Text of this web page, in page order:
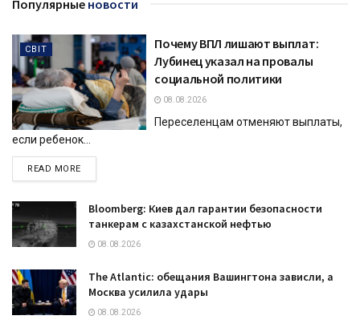
Популярные новости
СВІТ
Почему ВПЛ лишают выплат:
Лубинец указал на провалы
социальной политики
08.08.2026
Переселенцам отменяют выплаты,
если ребенок...
READ MOREDETAILS
Bloomberg: Киев дал гарантии безопасности
танкерам с казахстанской нефтью
08.08.2026
The Atlantic: обещания Вашингтона зависли, а
Москва усилила удары
08.08.2026